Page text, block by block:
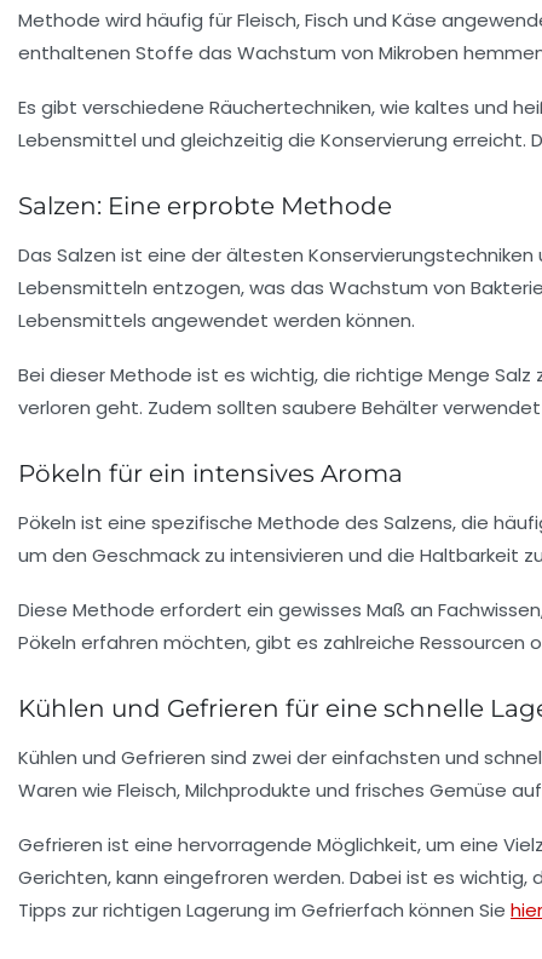
Methode wird häufig für Fleisch, Fisch und Käse
enthaltenen Stoffe das Wachstum von Mikroben
Es gibt verschiedene Räuchertechniken, wie kaltes und
Lebensmittel und gleichzeitig die Konservierung erreicht.
Salzen: Eine erprobte Methode
Das Salzen ist eine der ältesten
Lebensmitteln entzogen, was das Wachstum von
Lebensmittels angewendet werden können.
Bei dieser Methode ist es wichtig, die richtige Menge
verloren geht. Zudem sollten saubere Behälter
Pökeln für ein intensives Aroma
Pökeln ist eine spezifische Methode des Salzens, die
um den Geschmack zu intensivieren und die Haltbarkeit
Diese Methode erfordert ein gewisses Maß an
Pökeln erfahren möchten, gibt es zahlreiche Ressourcen
Kühlen und Gefrieren für eine schnelle
Kühlen und Gefrieren sind zwei der einfachsten und
Waren wie Fleisch, Milchprodukte und frisches Gemüse
Gefrieren ist eine hervorragende Möglichkeit, um eine
Gerichten, kann eingefroren werden. Dabei ist es
Tipps zur richtigen Lagerung im Gefrierfach können Sie